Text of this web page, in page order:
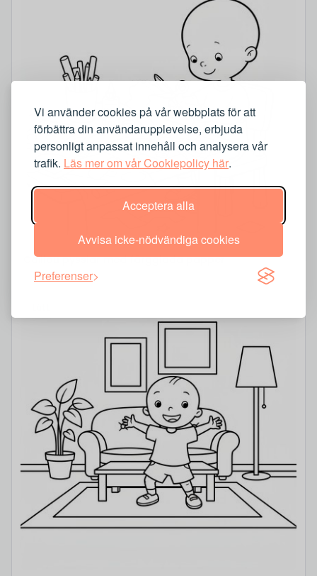
Vi använder cookies på vår webbplats för att
förbättra din användarupplevelse, erbjuda
personligt anpassat innehåll och analysera vår
trafik. Läs mer om vår Cookiepolicy här.
Acceptera alla
Avvisa icke-nödvändiga cookies
Preferenser
Caillou pysslar med färgglada papper